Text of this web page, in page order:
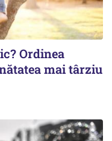
Ordinea
mai târziu